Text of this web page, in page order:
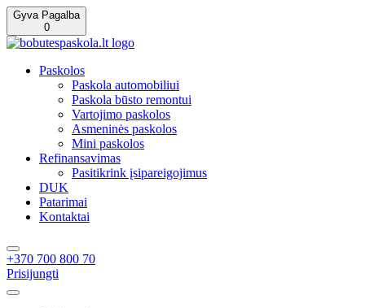
Gyva Pagalba
0
Paskolos
Paskola automobiliui
Paskola būsto remontui
Vartojimo paskolos
Asmeninės paskolos
Mini paskolos
Refinansavimas
Pasitikrink įsipareigojimus
DUK
Patarimai
Kontaktai
+370 700 800 70
Prisijungti